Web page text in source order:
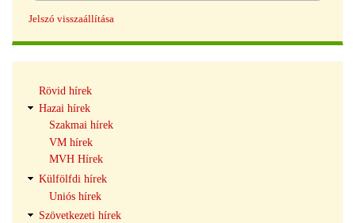
Jelszó visszaállítása
navigáció
Rövid hírek
Hazai hírek
Szakmai hírek
VM hírek
MVH Hírek
Külfölfdi hírek
Uniós hírek
Szövetkezeti hírek